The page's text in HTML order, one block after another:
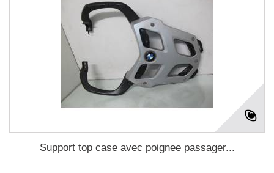
Support top case avec poignee passager...